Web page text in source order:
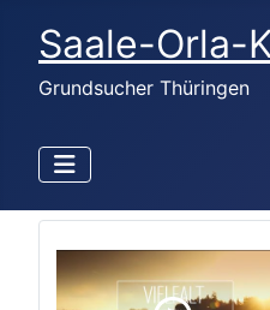
Saale-Orla-
Grundsucher Thüringen